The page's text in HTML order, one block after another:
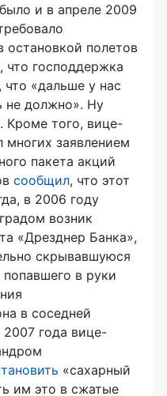
и в апреле 2009
остановкой полетов
господдержка
, что «дальше у нас
не должно». Ну
Кроме того, вице-
многих заявлением
пакета акций
сообщил, что этот
в 2006 году
возник
«Дрезднер Банка»,
скрывавшуюся
в руки
в соседней
2007 года вице-
«сахарный
им это в сжатые